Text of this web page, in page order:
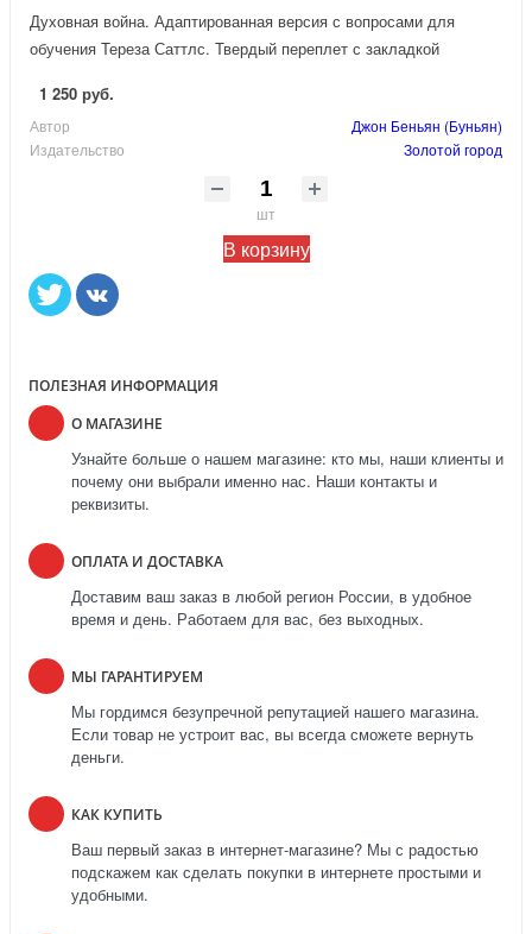
Духовная война. Адаптированная версия с вопросами для
обучения Тереза Саттлс. Твердый переплет с закладкой
1 250 руб.
Автор
Джон Беньян (Буньян)
Издательство
Золотой город
шт
В корзину
ПОЛЕЗНАЯ ИНФОРМАЦИЯ
О МАГАЗИНЕ
Узнайте больше о нашем магазине: кто мы, наши клиенты и
почему они выбрали именно нас. Наши контакты и
реквизиты.
ОПЛАТА И ДОСТАВКА
Доставим ваш заказ в любой регион России, в удобное
время и день. Работаем для вас, без выходных.
МЫ ГАРАНТИРУЕМ
Мы гордимся безупречной репутацией нашего магазина.
Если товар не устроит вас, вы всегда сможете вернуть
деньги.
КАК КУПИТЬ
Ваш первый заказ в интернет-магазине? Мы с радостью
подскажем как сделать покупки в интернете простыми и
удобными.